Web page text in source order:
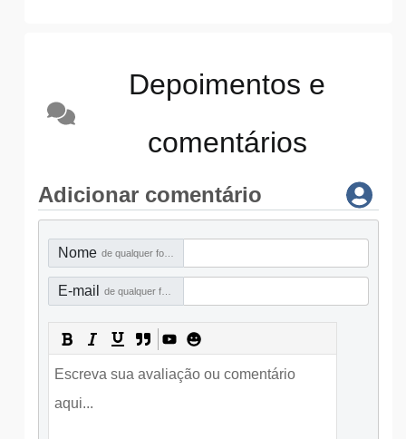
Depoimentos e
comentários
Adicionar comentário
Nome
E-mail